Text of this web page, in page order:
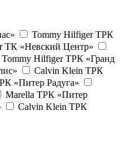
Tommy Hilfiger ТРК
ТК «Невский Центр»
Tommy Hilfiger ТРК «Гранд
Calvin Klein ТРК
«Питер Радуга»
Marella ТРК «Питер
Calvin Klein ТРК